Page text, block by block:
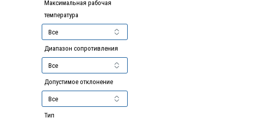
Максимальная рабочая
температура
Диапазон сопротивления
Допустимое отклонение
Тип